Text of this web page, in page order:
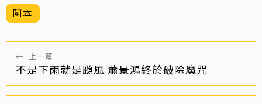
阿本
← 上一篇
不是下雨就是颱風 蕭景鴻終於破除魔咒